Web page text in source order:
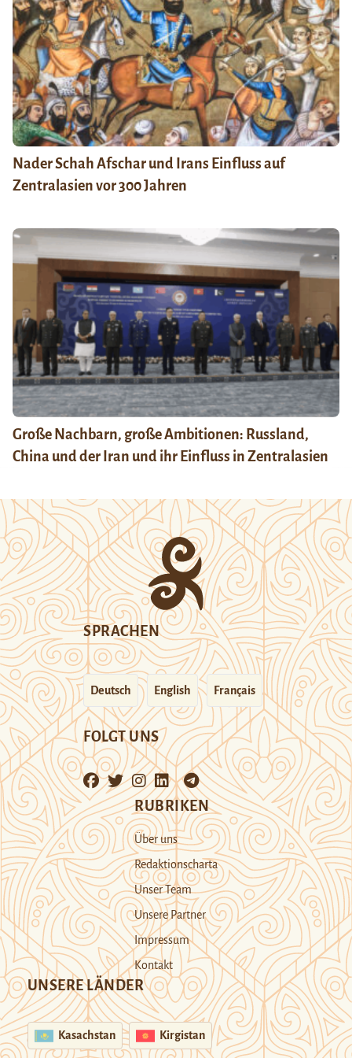
Nader Schah Afschar und Irans Einfluss auf
Zentralasien vor 300 Jahren
Große Nachbarn, große Ambitionen: Russland,
China und der Iran und ihr Einfluss in Zentralasien
SPRACHEN
Deutsch English Français
FOLGT UNS
RUBRIKEN
Über uns
Redaktionscharta
Unser Team
Unsere Partner
Impressum
Kontakt
UNSERE LÄNDER
Kasachstan Kirgistan